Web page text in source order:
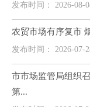
发布时间： 2026-08-
农贸市场有序复市
发布时间： 2026-07-
市市场监管局组织
第...